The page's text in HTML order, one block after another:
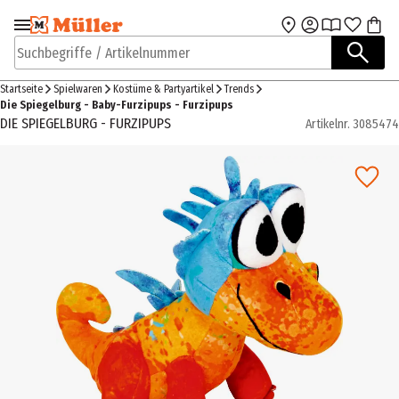
Zur Navigation
springen
Zum Hauptinhalt
Suchbegriffe / Artikelnummer
Startseite Spielwaren Kostüme & Partyartikel
Trends
Die Spiegelburg - Baby-Furzipups - Furzipups
DIE SPIEGELBURG - FURZIPUPS Artikelnr. 3085474